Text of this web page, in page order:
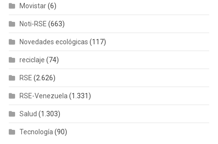
Movistar(6)
Noti-RSE (663)
Novedades ecológicas (117)
reciclaje (74)
RSE (2.626)
RSE-Venezuela (1.331)
Salud (1.303)
Tecnología (90)